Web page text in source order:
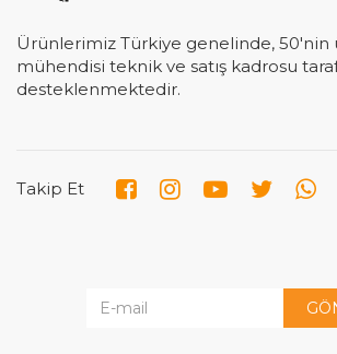
Ürünlerimiz Türkiye genelinde, 50'nin
mühendisi teknik ve satış kadrosu
desteklenmektedir.
Takip Et